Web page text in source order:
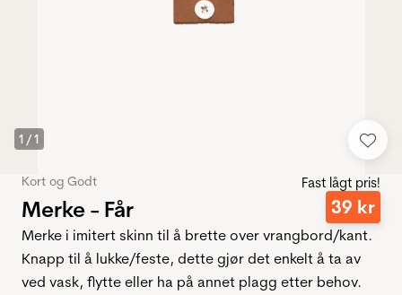
1 /1
Kort og Godt
Merke - Får
Fast lågt pris!
39 kr
Merke i imitert skinn til å brette over vrangbord/kant.
Knapp til å lukke/feste, dette gjør det enkelt å ta av
ved vask, flytte eller ha på annet plagg etter behov.